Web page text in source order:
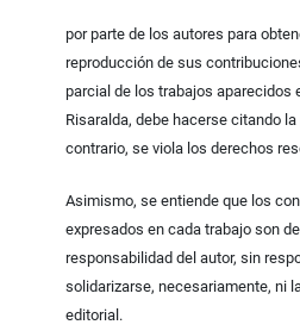
por parte de los autores para
reproducción de sus
parcial de los trabajos aparecidos
Risaralda, debe hacerse citando
contrario, se viola los derechos
Asimismo, se entiende que los
expresados en cada trabajo son
responsabilidad del autor, sin
solidarizarse, necesariamente, ni
editorial.